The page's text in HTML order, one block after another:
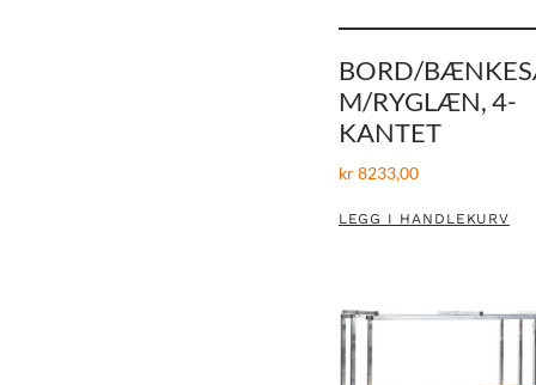
BORD/
M/RYGLÆN, 4-
KANTET
kr8233,00
LEGG I HANDLEKURV